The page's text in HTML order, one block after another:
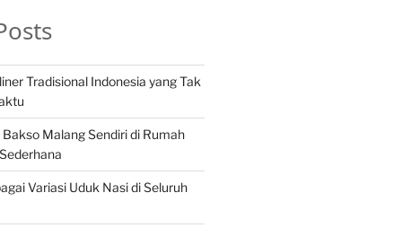
Tradisional Indonesia yang Tak
Malang Sendiri di Rumah
Variasi Uduk Nasi di Seluruh